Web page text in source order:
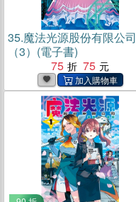
35.魔法光源股份有限公司
（3）(電子書)
75
75